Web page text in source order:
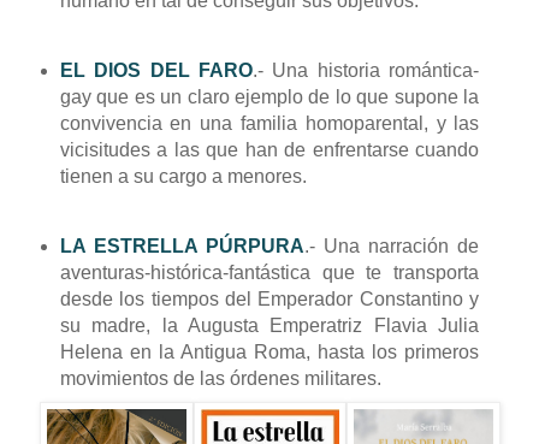
EL DIOS DEL FARO.- Una historia romántica-
gay que es un claro ejemplo de lo que supone la
convivencia en una familia homoparental, y las
vicisitudes a las que han de enfrentarse cuando
tienen a su cargo a menores.
LA ESTRELLA PÚRPURA.- Una narración de
aventuras-histórica-fantástica que te transporta
desde los tiempos del Emperador Constantino y
su madre, la Augusta Emperatriz Flavia Julia
Helena en la Antigua Roma, hasta los primeros
movimientos de las órdenes militares.